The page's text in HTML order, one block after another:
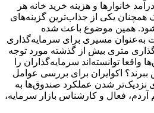
خانوارها و هزینه خرید خانه هر
همچنان یکی از جذاب‌ترین گزینه‌های
همین موضوع باعث شده
به‌عنوان مسیری برای سرمایه‌گذاری
متری بیش از گذشته مورد توجه
واقعا توانسته‌اند سرمایه‌گذاران را
اکوایران برای بررسی عوامل
نزدیک‌تر شدن عملکرد صندوق‌ها به
آردم، فعال و کارشناس بازار سرمایه،